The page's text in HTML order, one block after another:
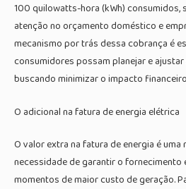
100 quilowatts-hora (kWh) consumidos,
atenção no orçamento doméstico e
mecanismo por trás dessa cobrança é
consumidores possam planejar e
buscando minimizar o impacto
O adicional na fatura de energia elétrica
O valor extra na fatura de energia é
necessidade de garantir o fornecimento
momentos de maior custo de geração.